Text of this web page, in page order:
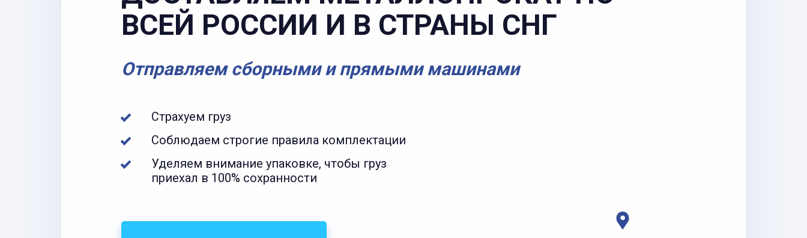
ВСЕЙ РОССИИ И В СТРАНЫ СНГ
Отправляем сборными и прямыми машинами
Страхуем груз
Соблюдаем строгие правила комплектации
Уделяем внимание упаковке, чтобы груз
приехал в 100% сохранности